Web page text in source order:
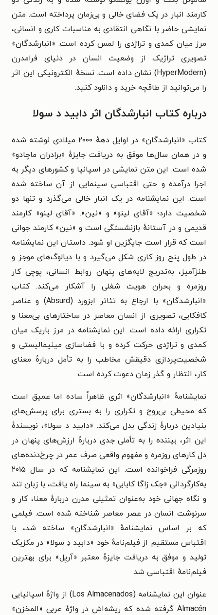
کارمند انبار در یک فضای خالی و بی‌زمان پرداخته است. متن
نمایشی حاضر با نگاهی انتقادی به مناسبات کاری و انسانی،
مرز میان کمدی و تراژدی را لمس کرده است. «انبارشدگان»
تصویری تراژیک از وضعیت انسان در دنیای فرا‌مدرن
(HyperModern) نشان داده است.
نسخهٔ الکترونیکی این اثر
را می‌توانید از طاقچه خرید و دانلود کنید.
درباره کتاب انبارشدگان اثر دابید د سولا
کتاب «انبارشدگان» در اوایل دههٔ ۲۰۰۰ میلادی نوشته شده
و در همان سال‌ها موفق به دریافت جایزهٔ «برادران ماچادو»
شده است. این متن نمایشی در اسپانیا و کشورهای دیگر به
اجرا درآمده و حتی اقتباسی سینمایی از آن ساخته شده
است. این نمایشنامه در یک انبار خالی می‌گذرد و تنها دو
شخصیت دارد؛ «آقای لینو» و «نین». «آقای لینو» کارمند
قدیمی و در آستانهٔ بازنشستگی است و «نین» کارمند جوانی
است که قرار است جایگزین او شود. داستان این نمایشنامه
در طول پنج روز کاری شکل می‌گیرد و با دیالوگ‌های موجز و
طنزآمیز، به‌تدریج لایه‌های پنهان روابط انسانی، پوچی کار
روزمره و بحران هویت شغلی را آشکار می‌کند. کتاب
«انبارشدگان» با ارجاع به تئاتر ابزورد (Absurd) و عناصر
کافکایی، تصویری از انسان معاصر در ساختارهای بی‌معنا و
تکراری ارائه داده است. این نمایشنامه در مرز باریک میان
کمدی و تراژدی حرکت کرده و با فضاسازی مینیمالیستی و
شخصیت‌پردازی دقیقش مخاطب را به تأمل دربارهٔ معنای
کار، انتظار و گذر زمان دعوت کرده است.
نمایشنامهٔ «انبارشدگان» اثری ظاهراً ساده اما عمیق است
که محیطی بی‌روح و تکراری را به بستری برای پرسش‌های
بنیادین درباره‌ٔ زندگی بدل می‌کند. «دابید د سولا»، نویسندهٔ
این اثر، بیننده را به تأملی جدی دربارهٔ ارزش‌های پنهان در
دل کارهای روزمره و مفهوم واقعی صرف عمر در چرخ‌دنده‌های
روزمرگی فراخوانده است. این نمایشنامه که در سال ۲۰۱۵
به‌کارگردانی «جک زاگا کابابی» به سینما راه یافت، با زبان تند
و نگاه جهانی خود به‌عنوان تمثیلی مدرن دربارهٔ معنا، کار و
سرنوشت انسان در عصر معاصر شناخته شده است. فیلمی
که بر اساس نمایشنامهٔ «انبارشدگان» ساخته شد، با
اقتباس مستقیم از فیلم‌نامهٔ خود «دابید دِ سولا» در مکزیک
تولید و موفق به دریافت جایزهٔ معتبر «آریِل» برای بهترین
فیلم‌نامهٔ اقتباسی شد.
عنوان این نمایشنامه (Los Almacenados) از واژهٔ اسپانیایی
Almacén گرفته شده که ریشه‌اش در واژهٔ عربی «المخزن»